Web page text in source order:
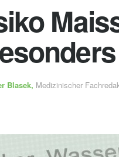
Blasek, Medizinischer